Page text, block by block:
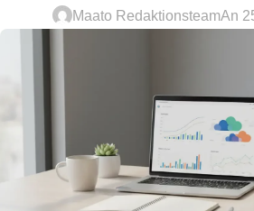
Maato RedaktionsteamAn